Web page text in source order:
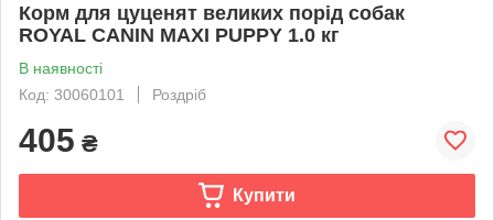
Корм для цуценят великих порід собак
ROYAL CANIN MAXI PUPPY 1.0 кг
В наявності
Код: 30060101
Роздріб
405 ₴
Купити